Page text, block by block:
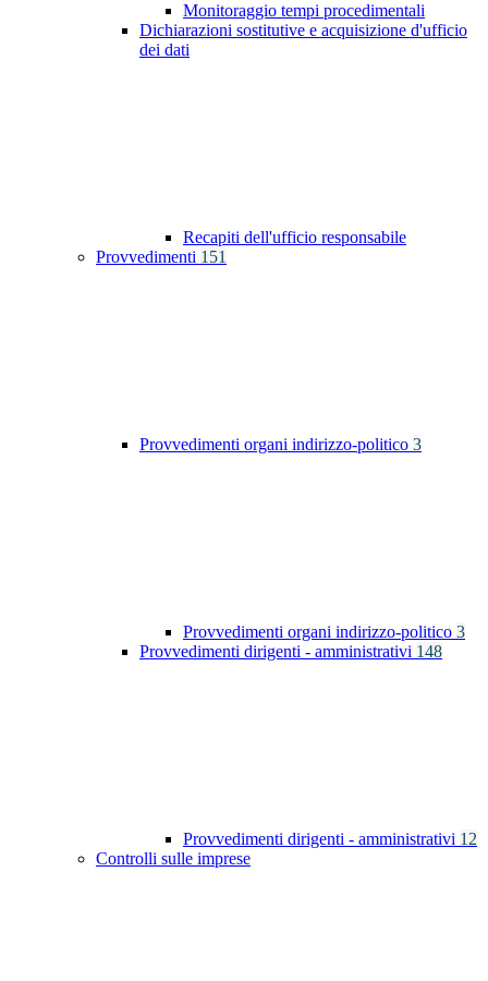
Monitoraggio tempi procedimentali
Dichiarazioni sostitutive e acquisizione d'ufficio
dei dati
Recapiti dell'ufficio responsabile
Provvedimenti 151
Provvedimenti organi indirizzo-politico 3
Provvedimenti organi indirizzo-politico 3
Provvedimenti dirigenti - amministrativi 148
Provvedimenti dirigenti - amministrativi 12
Controlli sulle imprese